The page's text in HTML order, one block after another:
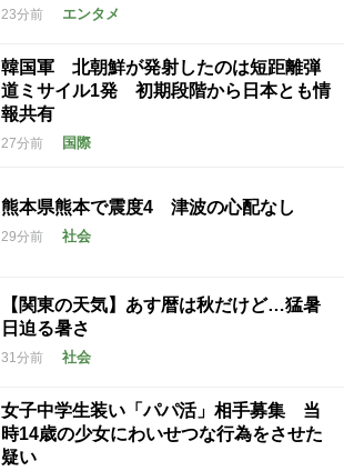
23分前 エンタメ
韓国軍 北朝鮮が発射したのは短距離弾
道ミサイル1発 初期段階から日本とも情
報共有
27分前 国際
熊本県熊本で震度4 津波の心配なし
29分前 社会
【関東の天気】あす暦は秋だけど…猛暑
日迫る暑さ
31分前 社会
女子中学生装い「パパ活」相手募集 当
時14歳の少女にわいせつな行為をさせた
疑い